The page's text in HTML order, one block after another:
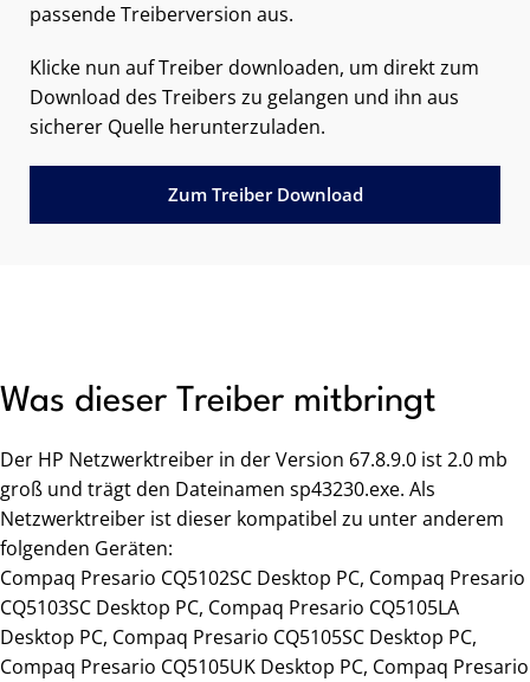
passende Treiberversion aus.
Klicke nun auf Treiber downloaden, um direkt zum
Download des Treibers zu gelangen und ihn aus
sicherer Quelle herunterzuladen.
Zum Treiber Download
Was dieser Treiber mitbringt
Der HP Netzwerktreiber in der Version 67.8.9.0 ist 2.0 mb
groß und trägt den Dateinamen sp43230.exe. Als
Netzwerktreiber ist dieser kompatibel zu unter anderem
folgenden Geräten:
Compaq Presario CQ5102SC Desktop PC, Compaq Presario
CQ5103SC Desktop PC, Compaq Presario CQ5105LA
Desktop PC, Compaq Presario CQ5105SC Desktop PC,
Compaq Presario CQ5105UK Desktop PC, Compaq Presario